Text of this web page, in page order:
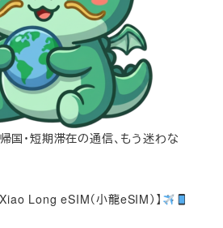
国・短期滞在の通信、もう迷わな
Long eSIM（小龍eSIM）】